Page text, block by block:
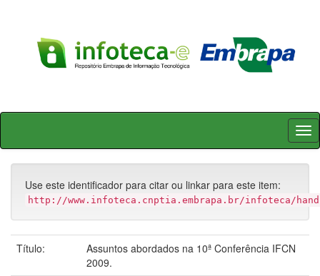
Skip
Use este identificador para citar ou linkar para este item:
http://www.infoteca.cnptia.embrapa.br/infoteca/
Título:
Assuntos abordados na 10ª Conferência IFCN
2009.